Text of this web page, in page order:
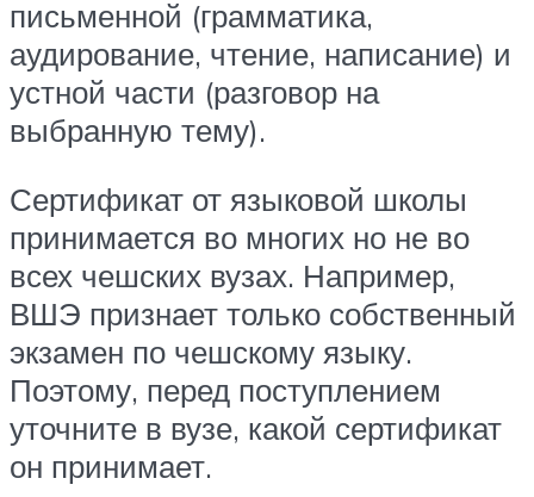
письменной (грамматика,
аудирование, чтение, написание) и
устной части (разговор на
выбранную тему).
Сертификат от языковой школы
принимается во многих но не во
всех чешских вузах. Например,
ВШЭ признает только собственный
экзамен по чешскому языку.
Поэтому, перед поступлением
уточните в вузе, какой сертификат
он принимает.